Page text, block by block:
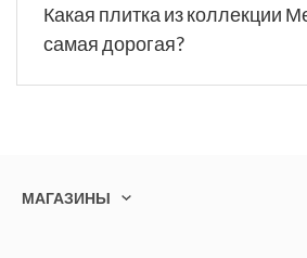
Какая плитка из коллекции
самая дорогая?
МАГАЗИНЫ